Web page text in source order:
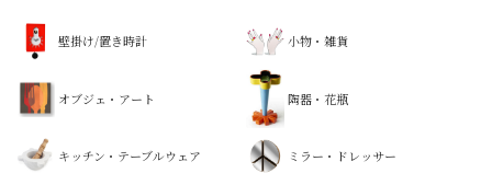
壁掛け/置き時計 小物・雑貨
オブジェ・アート 陶器・花瓶
キッチン・テーブルウェア ミラー・ドレッサー